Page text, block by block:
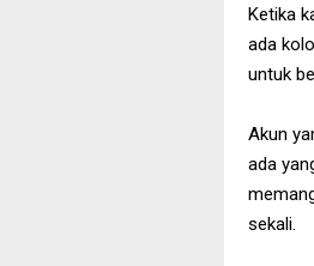
Ketika
ada
untuk
Akun
ada
sekali.